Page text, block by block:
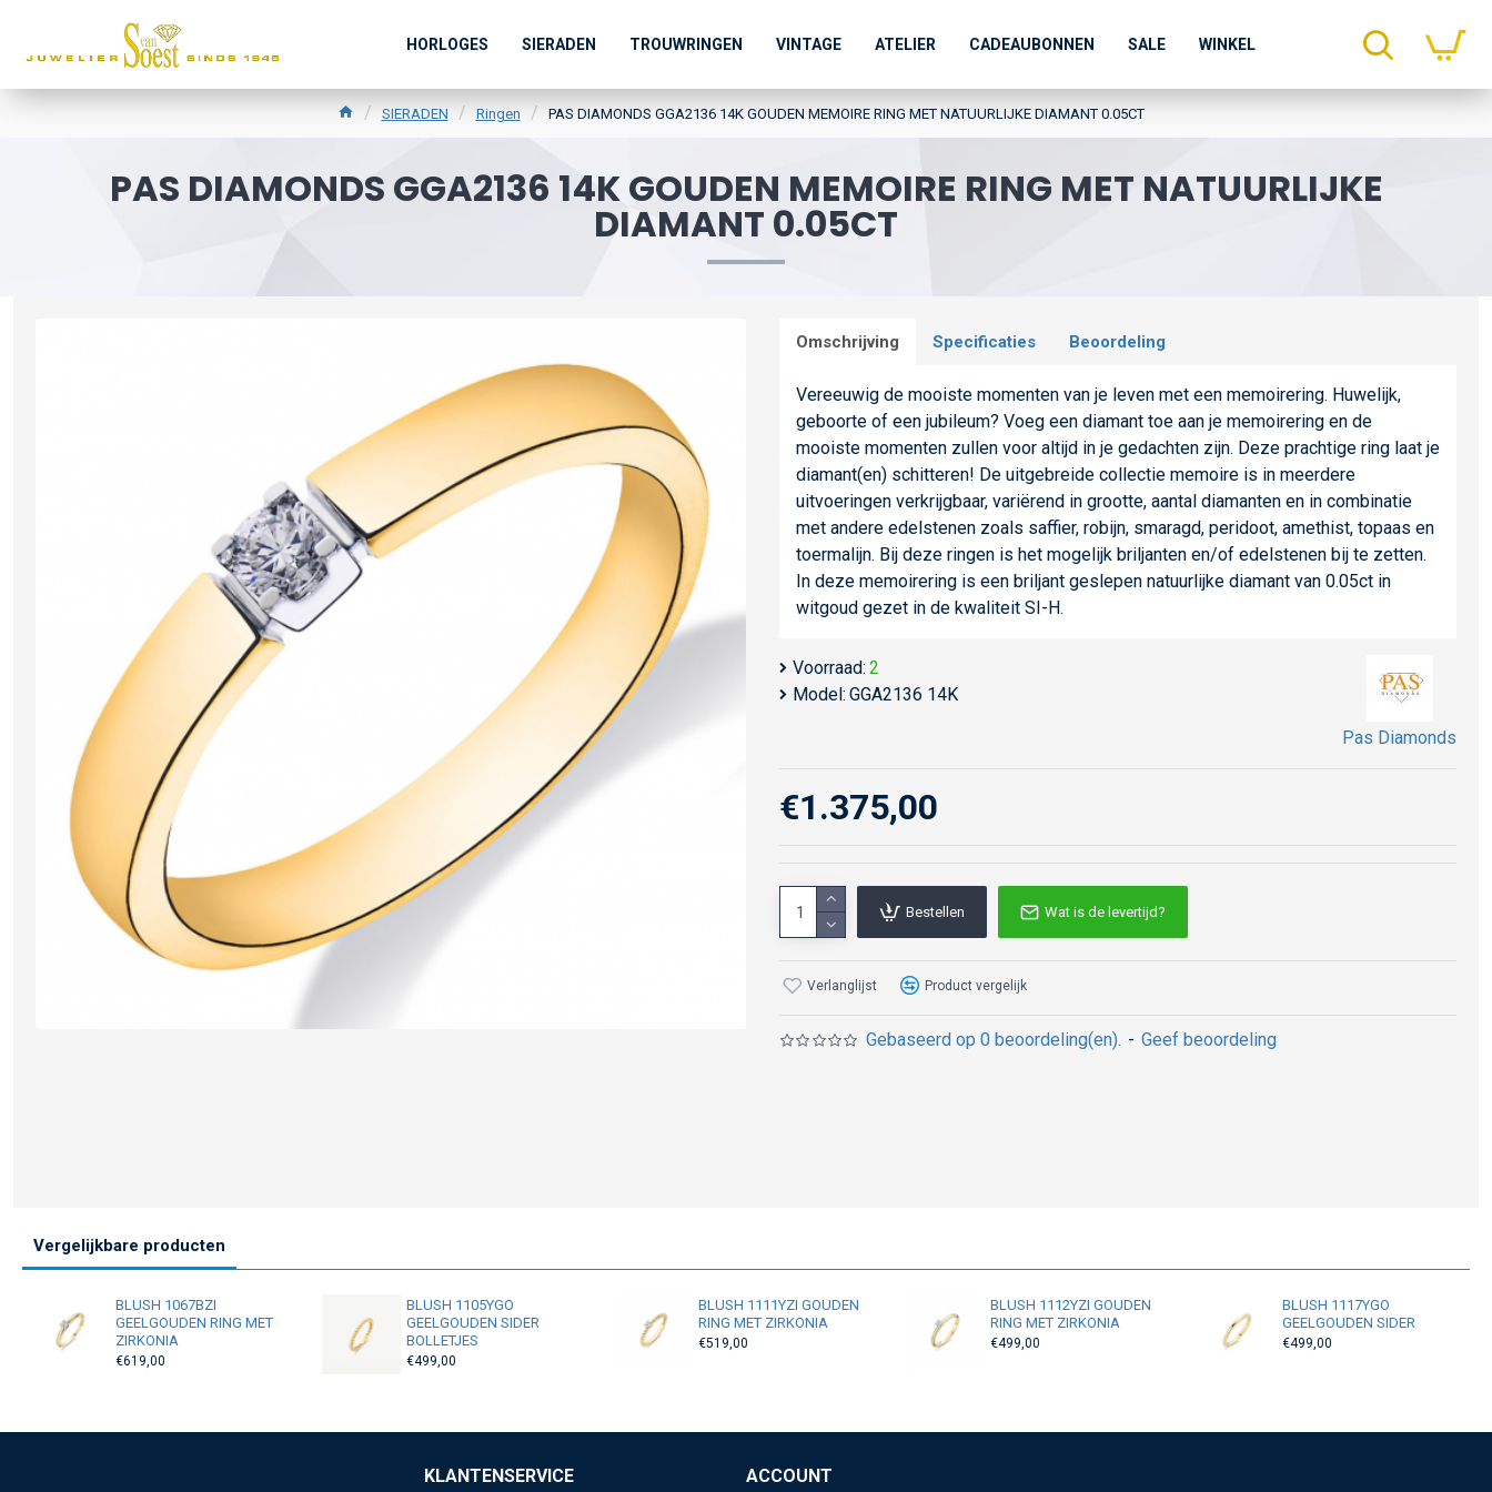
HORLOGES SIERADEN TROUWRINGEN VINTAGE ATELIER CADEAUBONNEN SALE WINKEL
SIERADEN Ringen PAS DIAMONDS GGA2136 14K GOUDEN MEMOIRE RING MET NATUURLIJKE DIAMANT 0.05CT
PAS DIAMONDS GGA2136 14K GOUDEN MEMOIRE RING MET NATUURLIJKE
DIAMANT 0.05CT
Omschrijving Specificaties Beoordeling
Vereeuwig de mooiste momenten van je leven met een memoirering. Huwelijk,
geboorte of een jubileum? Voeg een diamant toe aan je memoirering en de
mooiste momenten zullen voor altijd in je gedachten zijn. Deze prachtige ring laat je
diamant(en) schitteren! De uitgebreide collectie memoire is in meerdere
uitvoeringen verkrijgbaar, variërend in grootte, aantal diamanten en in combinatie
met andere edelstenen zoals saffier, robijn, smaragd, peridoot, amethist, topaas en
toermalijn. Bij deze ringen is het mogelijk briljanten en/of edelstenen bij te zetten.
In deze memoirering is een briljant geslepen natuurlijke diamant van 0.05ct in
witgoud gezet in de kwaliteit SI-H.
Voorraad: 2
Model: GGA2136 14K
Pas Diamonds
Gebaseerd op 0 beoordeling(en). - Geef beoordeling
€1.375,00
Bestellen Wat is de levertijd?
Verlanglijst Product vergelijk
Vergelijkbare producten
BLUSH 1067BZI
GEELGOUDEN RING MET
ZIRKONIA
€619,00
BLUSH 1105YGO
GEELGOUDEN SIDER
BOLLETJES
€499,00
BLUSH 1111YZI GOUDEN
RING MET ZIRKONIA
€519,00
BLUSH 1112YZI GOUDEN
RING MET ZIRKONIA
€499,00
BLUSH 1117YGO
GEELGOUDEN SIDER
€499,00
KLANTENSERVICE ACCOUNT